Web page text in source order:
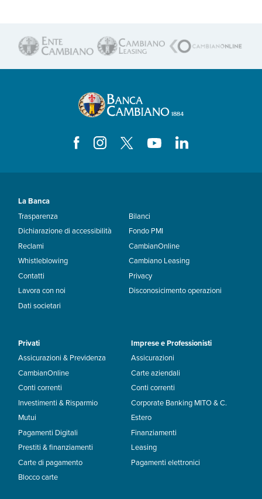
La Banca
Trasparenza
Dichiarazione di accessibilità
Reclami
Whistleblowing
Contatti
Lavora con noi
Dati societari
Bilanci
Fondo PMI
CambianOnline
Cambiano Leasing
Privacy
Disconosicimento operazioni
Privati
Assicurazioni & Previdenza
CambianOnline
Conti correnti
Investimenti & Risparmio
Mutui
Pagamenti Digitali
Prestiti & finanziamenti
Carte di pagamento
Blocco carte
Imprese e Professionisti
Assicurazioni
Carte aziendali
Conti correnti
Corporate Banking MITO & C.
Estero
Finanziamenti
Leasing
Pagamenti elettronici